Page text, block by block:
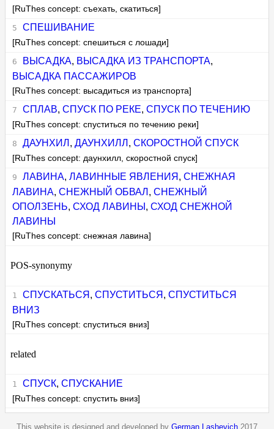
[RuThes concept: съехать, скатиться]
СПЕШИВАНИЕ
[RuThes concept: спешиться с лошади]
ВЫСАДКА, ВЫСАДКА ИЗ ТРАНСПОРТА,
ВЫСАДКА ПАССАЖИРОВ
[RuThes concept: высадиться из транспорта]
СПЛАВ, СПУСК ПО РЕКЕ, СПУСК ПО ТЕЧЕНИЮ
[RuThes concept: спуститься по течению реки]
ДАУНХИЛ , ДАУНХИЛЛ , СКОРОСТНОЙ СПУСК
[RuThes concept: даунхилл, скоростной спуск]
ЛАВИНА, ЛАВИННЫЕ ЯВЛЕНИЯ , СНЕЖНАЯ
ЛАВИНА,СНЕЖНЫЙ ОБВАЛ ,СНЕЖНЫЙ
ОПОЛЗЕНЬ,СХОД ЛАВИНЫ ,СХОД СНЕЖНОЙ
ЛАВИНЫ
[RuThes concept: снежная лавина]
POS-synonymy
СПУСКАТЬСЯ , СПУСТИТЬСЯ , СПУСТИТЬСЯ
ВНИЗ
[RuThes concept: спуститься вниз]
related
СПУСК, СПУСКАНИЕ
[RuThes concept: спустить вниз]
This website is designed and developed by German Lashevich 2017